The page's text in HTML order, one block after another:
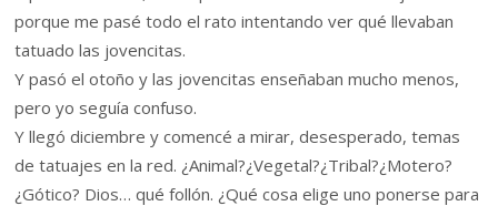
porque me pasé todo el rato intentando ver qué llevaban
tatuado las jovencitas.
Y pasó el otoño y las jovencitas enseñaban mucho menos,
pero yo seguía confuso.
Y llegó diciembre y comencé a mirar, desesperado, temas
de tatuajes en la red. ¿Animal?¿Vegetal?¿Tribal?¿Motero?
¿Gótico? Dios… qué follón. ¿Qué cosa elige uno ponerse para